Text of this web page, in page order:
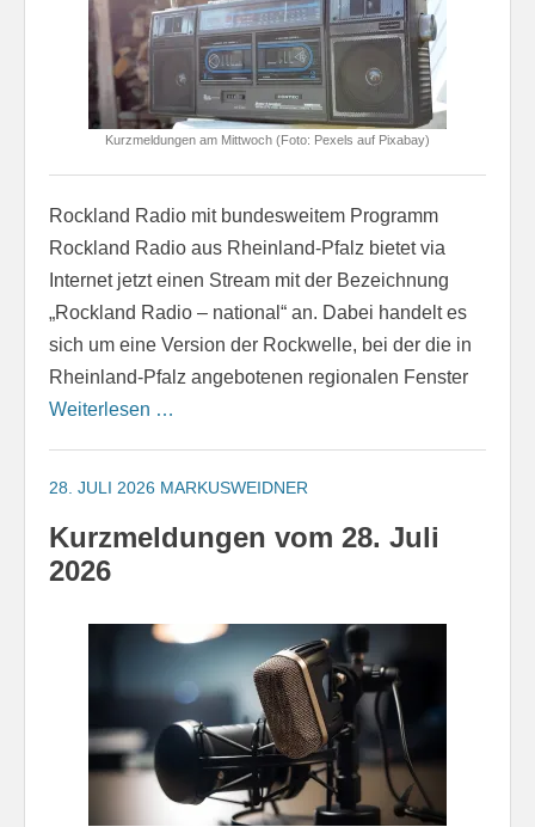
Kurzmeldungen am Mittwoch (Foto: Pexels auf Pixabay)
Rockland Radio mit bundesweitem Programm
Rockland Radio aus Rheinland-Pfalz bietet via
Internet jetzt einen Stream mit der Bezeichnung
„Rockland Radio – national“ an. Dabei handelt es
sich um eine Version der Rockwelle, bei der die in
Rheinland-Pfalz angebotenen regionalen Fenster
Weiterlesen …
28. JULI 2026 MARKUSWEIDNER
Kurzmeldungen vom 28. Juli
2026